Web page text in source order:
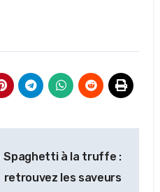
Spaghetti à la truffe :
retrouvez les saveurs